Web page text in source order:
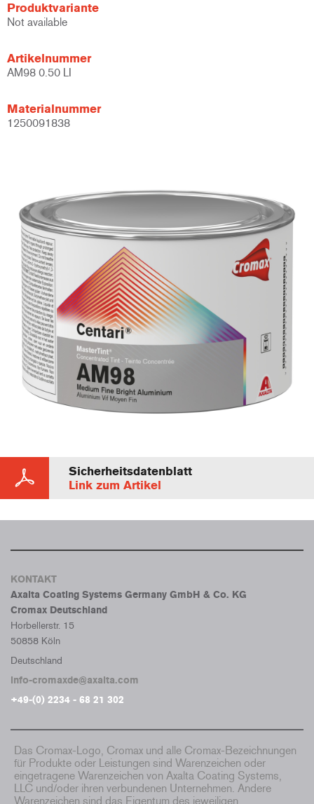
Produktvariante
Not available
Artikelnummer
AM98 0.50 LI
Materialnummer
1250091838
Sicherheitsdatenblatt
Link zum Artikel
KONTAKT
Axalta Coating Systems Germany GmbH & Co. KG
Cromax Deutschland
Horbellerstr. 15
50858 Köln
Deutschland
info-cromaxde@axalta.com
+49-(0) 2234 - 68 21 302
Das Cromax-Logo, Cromax und alle Cromax-Bezeichnungen
für Produkte oder Leistungen sind Warenzeichen oder
eingetragene Warenzeichen von Axalta Coating Systems,
LLC und/oder ihren verbundenen Unternehmen. Andere
Warenzeichen sind das Eigentum des jeweiligen